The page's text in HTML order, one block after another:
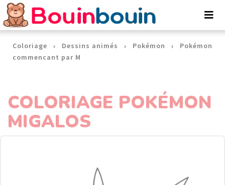
Coloriage Dessins animés Pokémon
Pokémon
commencant par M
COLORIAGE POKÉMON
MIGALOS
Panneau de gestion des cookies